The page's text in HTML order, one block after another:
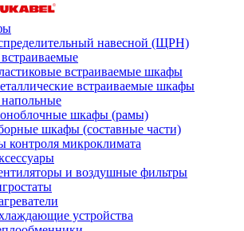
навесной (ЩРН)
встраиваемые шкафы
встраиваемые шкафы
шкафы (рамы)
шкафы (составные части)
контроля микроклимата
и воздушные фильтры
устройства